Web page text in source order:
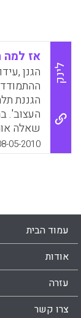
לינק
אז למה
הגנן
הגננת
העצוב'.
שאלה
שלו :
כלומר,
05-2010
עמוד הבית
אודות
עזרה
צרו קשר